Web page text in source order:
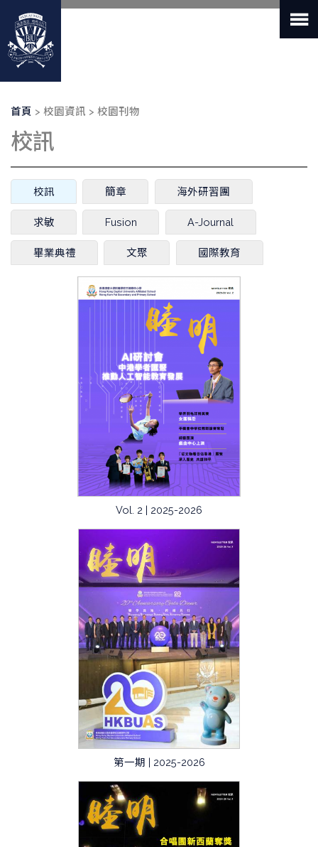
內
導
連
結
首頁 校園資訊 校園刊物
校訊
要
索
引
標
校訊
用
頁
籤)
簡章 海外研習團
求敏 Fusion A-Journal
畢業典禮 文聚 國際教育
Vol. 2 | 2025-2026
第一期 | 2025-2026